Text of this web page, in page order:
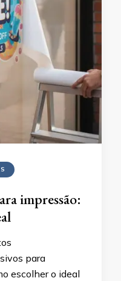
impressão:
para
escolher o ideal